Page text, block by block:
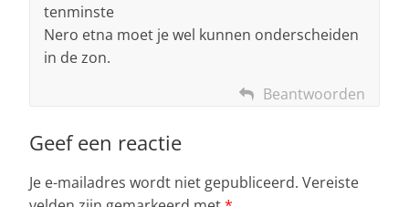
tenminste
Nero etna moet je wel kunnen onderscheiden
in de zon.
Beantwoorden
Geef een reactie
Je e-mailadres wordt niet gepubliceerd. Vereiste